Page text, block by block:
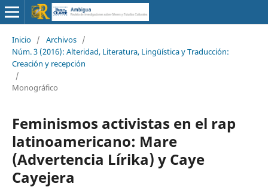
Inicio / Archivos /
Núm. 3 (2016): Alteridad, Literatura, Lingüística y Traducción:
Creación y recepción
/
Monográfico
Feminismos activistas en el rap
latinoamericano: Mare
(Advertencia Lírika) y Caye
Cayejera